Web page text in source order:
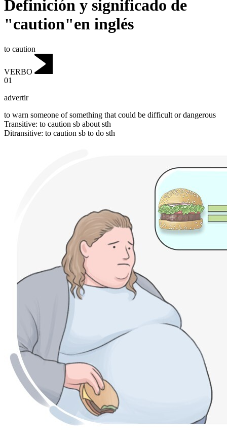
Definición y significado de
"caution"en inglés
to caution
VERBO
01
advertir
to warn someone of something that could be difficult or dangerous
Transitive: to caution sb about sth
Ditransitive: to caution sb to do sth